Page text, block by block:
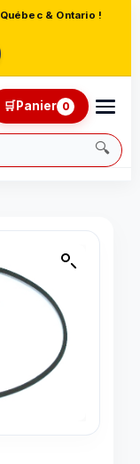
& Ontario !
🔍
🛒Panier 0